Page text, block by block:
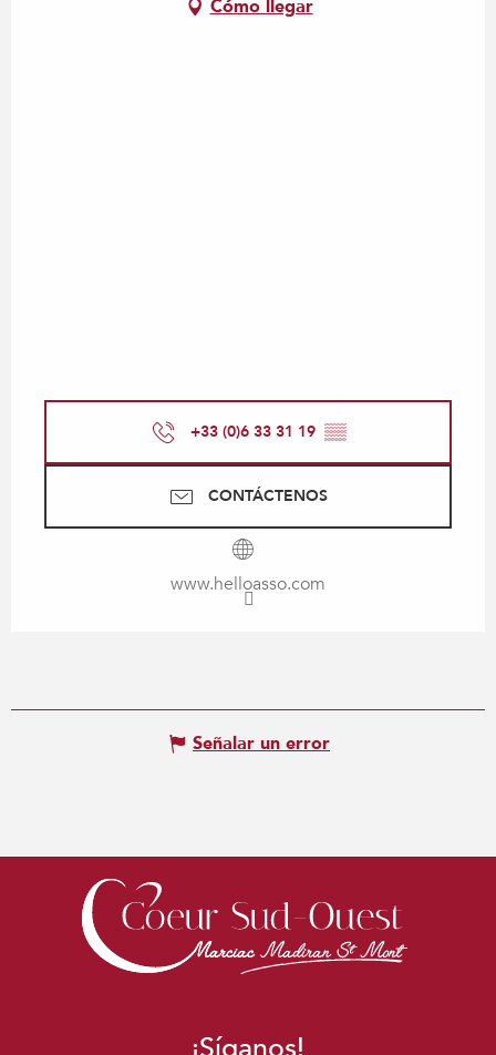
Cómo llegar
+33 (0)6 33 31 19 ▒▒
CONTÁCTENOS
www.helloasso.com
Señalar un error